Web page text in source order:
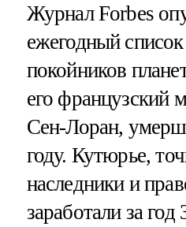
Журнал Forbes
ежегодный
покойников
его французский
Сен-Лоран,
году. Кутюрье,
наследники и
заработали за